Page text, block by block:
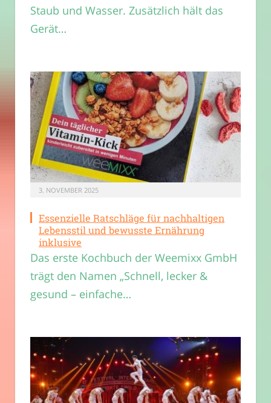
Staub und Wasser. Zusätzlich hält das
Gerät…
3. NOVEMBER 2025
Essenzielle Ratschläge für nachhaltigen
Lebensstil und bewusste Ernährung
inklusive
Das erste Kochbuch der Weemixx GmbH
trägt den Namen „Schnell, lecker &
gesund – einfache…